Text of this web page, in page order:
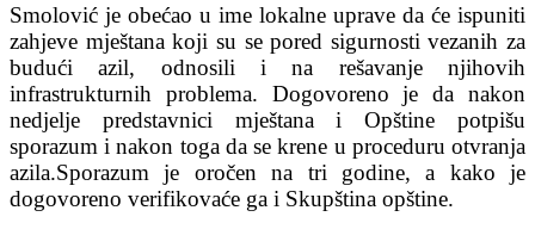
Smolović je obećao u ime lokalne uprave da će ispuniti
zahjeve mještana koji su se pored sigurnosti vezanih za
budući azil, odnosili i na rešavanje njihovih
infrastrukturnih problema. Dogovoreno je da nakon
nedjelje predstavnici mještana i Opštine potpišu
sporazum i nakon toga da se krene u proceduru otvranja
azila.Sporazum je oročen na tri godine, a kako je
dogovoreno verifikovaće ga i Skupština opštine.